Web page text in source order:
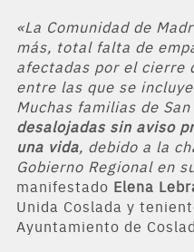
«La Comunidad de
más, total falta de
afectadas por el cierre
entre las que se
Muchas familias de
desalojadas sin aviso
una vida, debido a la
Gobierno Regional en
manifestado Elena
Unida Coslada y
Ayuntamiento de